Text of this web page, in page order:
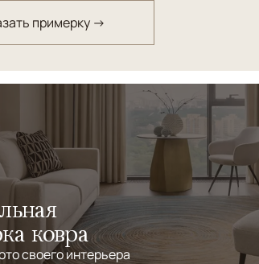
примерку →
ковра
своего интерьера